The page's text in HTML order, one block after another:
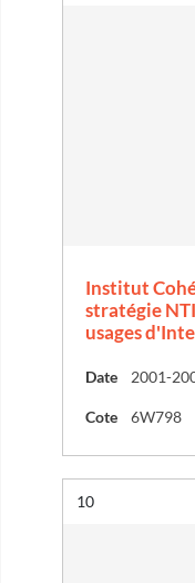
Institut
stratégie
usages
Date 2001-
Cote 6W798
Résultat n°
10